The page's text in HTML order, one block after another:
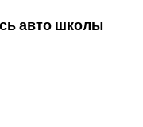
авто школы